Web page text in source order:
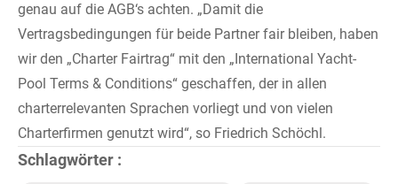
genau auf die AGB‘s achten. „Damit die
Vertragsbedingungen für beide Partner fair bleiben, haben
wir den „Charter Fairtrag“ mit den „International Yacht-
Pool Terms & Conditions“ geschaffen, der in allen
charterrelevanten Sprachen vorliegt und von vielen
Charterfirmen genutzt wird“, so Friedrich Schöchl.
Schlagwörter :